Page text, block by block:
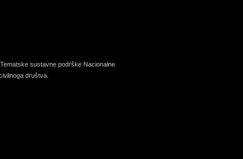
sustavne podrške Nacionalne
društva.